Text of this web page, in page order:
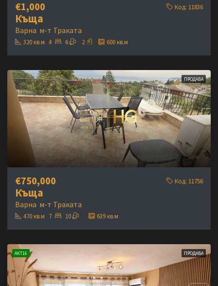
€1,000 Код: 11836
Къща
Варна м-т Траката
320 кв.м 4 6 2 600 кв.м
ПРОДАВА
€750,000 Код: 11756
Къща
Варна м-т Траката
470 кв.м 7 10 639 кв.м
ПРОДАВА
АКТ16